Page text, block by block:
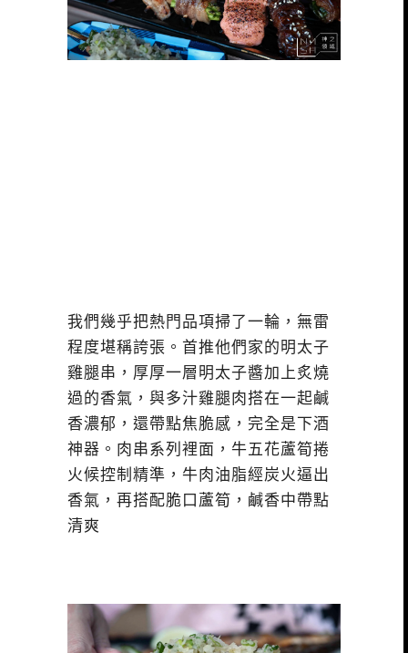
我們幾乎把熱門品項掃了一輪，無雷
程度堪稱誇張。首推他們家的明太子
雞腿串，厚厚一層明太子醬加上炙燒
過的香氣，與多汁雞腿肉搭在一起鹹
香濃郁，還帶點焦脆感，完全是下酒
神器。肉串系列裡面，牛五花蘆筍捲
火候控制精準，牛肉油脂經炭火逼出
香氣，再搭配脆口蘆筍，鹹香中帶點
清爽